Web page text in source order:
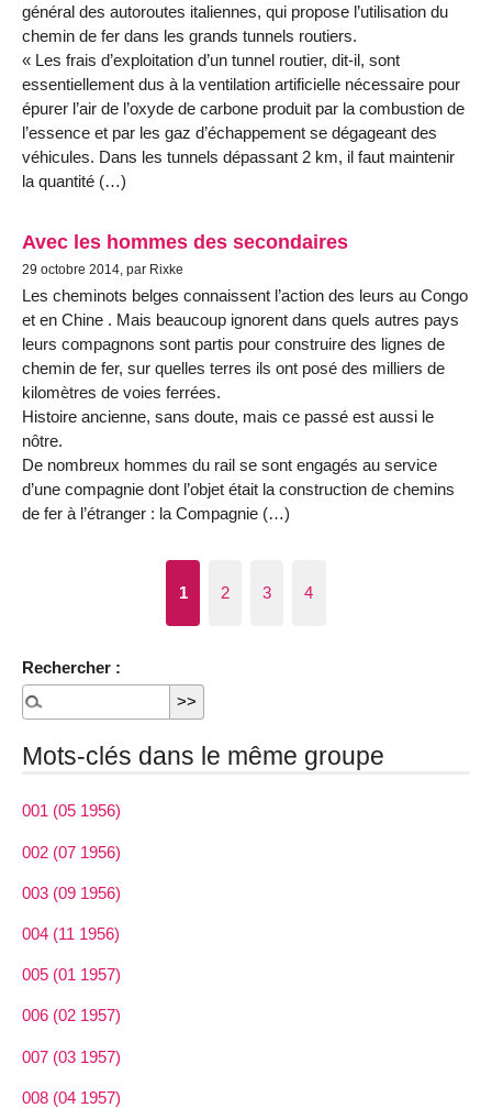
général des autoroutes italiennes, qui propose l’utilisation du
chemin de fer dans les grands tunnels routiers.
« Les frais d’exploitation d’un tunnel routier, dit-il, sont
essentiellement dus à la ventilation artificielle nécessaire pour
épurer l’air de l’oxyde de carbone produit par la combustion de
l’essence et par les gaz d’échappement se dégageant des
véhicules. Dans les tunnels dépassant 2 km, il faut maintenir
la quantité (…)
Avec les hommes des secondaires
29 octobre 2014, par Rixke
Les cheminots belges connaissent l’action des leurs au Congo
et en Chine . Mais beaucoup ignorent dans quels autres pays
leurs compagnons sont partis pour construire des lignes de
chemin de fer, sur quelles terres ils ont posé des milliers de
kilomètres de voies ferrées.
Histoire ancienne, sans doute, mais ce passé est aussi le
nôtre.
De nombreux hommes du rail se sont engagés au service
d’une compagnie dont l’objet était la construction de chemins
de fer à l’étranger : la Compagnie (…)
1 2 3 4
Rechercher :
Mots-clés dans le même groupe
001 (05 1956)
002 (07 1956)
003 (09 1956)
004 (11 1956)
005 (01 1957)
006 (02 1957)
007 (03 1957)
008 (04 1957)